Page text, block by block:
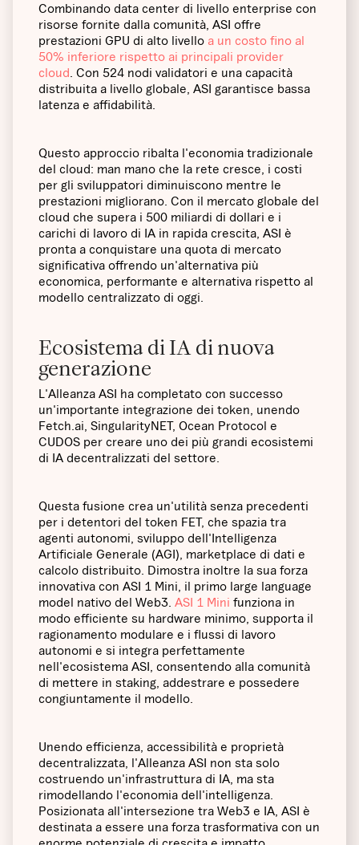
Combinando data center di livello enterprise con
risorse fornite dalla comunità, ASI offre
prestazioni GPU di alto livello a un costo fino al
50% inferiore rispetto ai principali provider
cloud . Con 524 nodi validatori e una capacità
distribuita a livello globale, ASI garantisce bassa
latenza e affidabilità.
Questo approccio ribalta l'economia tradizionale
del cloud: man mano che la rete cresce, i costi
per gli sviluppatori diminuiscono mentre le
prestazioni migliorano. Con il mercato globale del
cloud che supera i 500 miliardi di dollari e i
carichi di lavoro di IA in rapida crescita, ASI è
pronta a conquistare una quota di mercato
significativa offrendo un'alternativa più
economica, performante e alternativa rispetto al
modello centralizzato di oggi.
Ecosistema di IA di nuova
generazione
L'Alleanza ASI ha completato con successo
un'importante integrazione dei token, unendo
Fetch.ai, SingularityNET, Ocean Protocol e
CUDOS per creare uno dei più grandi ecosistemi
di IA decentralizzati del settore.
Questa fusione crea un'utilità senza precedenti
per i detentori del token FET, che spazia tra
agenti autonomi, sviluppo dell'Intelligenza
Artificiale Generale (AGI), marketplace di dati e
calcolo distribuito. Dimostra inoltre la sua forza
innovativa con ASI 1 Mini, il primo large language
model nativo del Web3. ASI 1 Mini funziona in
modo efficiente su hardware minimo, supporta il
ragionamento modulare e i flussi di lavoro
autonomi e si integra perfettamente
nell'ecosistema ASI, consentendo alla comunità
di mettere in staking, addestrare e possedere
congiuntamente il modello.
Unendo efficienza, accessibilità e proprietà
decentralizzata, l'Alleanza ASI non sta solo
costruendo un'infrastruttura di IA, ma sta
rimodellando l'economia dell'intelligenza.
Posizionata all'intersezione tra Web3 e IA, ASI è
destinata a essere una forza trasformativa con un